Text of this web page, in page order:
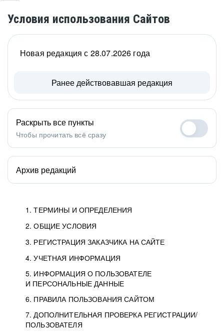
Условия использования Сайтов
1. ТЕРМИНЫ И ОПРЕДЕЛЕНИЯ
2. ОБЩИЕ УСЛОВИЯ
3. РЕГИСТРАЦИЯ ЗАКАЗЧИКА НА САЙТЕ
4. УЧЕТНАЯ ИНФОРМАЦИЯ
5. ИНФОРМАЦИЯ О ПОЛЬЗОВАТЕЛЕ
И ПЕРСОНАЛЬНЫЕ ДАННЫЕ
6. ПРАВИЛА ПОЛЬЗОВАНИЯ САЙТОМ
7. ДОПОЛНИТЕЛЬНАЯ ПРОВЕРКА РЕГИСТРАЦИИ/
ПОЛЬЗОВАТЕЛЯ
Новая редакция с 28.07.2026 года
Ранее действовавшая редакция
Раскрыть все пункты
Чтобы прочитать всё сразу
Архив редакций